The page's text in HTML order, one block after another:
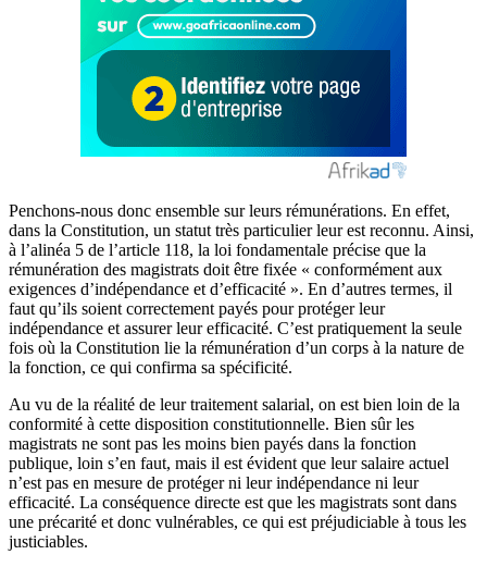
Penchons-nous donc ensemble sur leurs rémunérations. En effet,
dans la Constitution, un statut très particulier leur est reconnu. Ainsi,
à l’alinéa 5 de l’article 118, la loi fondamentale précise que la
rémunération des magistrats doit être fixée « conformément aux
exigences d’indépendance et d’efficacité ». En d’autres termes, il
faut qu’ils soient correctement payés pour protéger leur
indépendance et assurer leur efficacité. C’est pratiquement la seule
fois où la Constitution lie la rémunération d’un corps à la nature de
la fonction, ce qui confirma sa spécificité.
Au vu de la réalité de leur traitement salarial, on est bien loin de la
conformité à cette disposition constitutionnelle. Bien sûr les
magistrats ne sont pas les moins bien payés dans la fonction
publique, loin s’en faut, mais il est évident que leur salaire actuel
n’est pas en mesure de protéger ni leur indépendance ni leur
efficacité. La conséquence directe est que les magistrats sont dans
une précarité et donc vulnérables, ce qui est préjudiciable à tous les
justiciables.